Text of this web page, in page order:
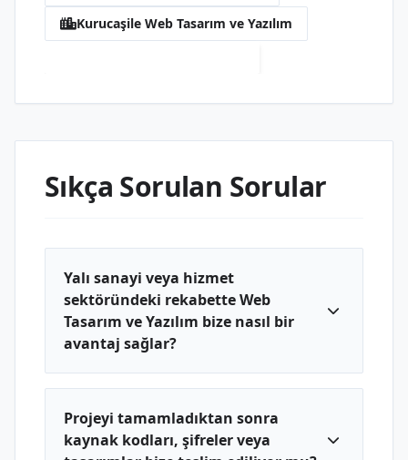
Kurucaşile Web Tasarım ve Yazılım
Sıkça Sorulan Sorular
Yalı sanayi veya hizmet
sektöründeki rekabette Web
Tasarım ve Yazılım bize nasıl bir
avantaj sağlar?
Projeyi tamamladıktan sonra
kaynak kodları, şifreler veya